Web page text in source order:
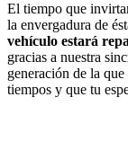
El tiempo que
la envergadura de
vehículo estará
gracias a nuestra
generación de la
tiempos y que tu